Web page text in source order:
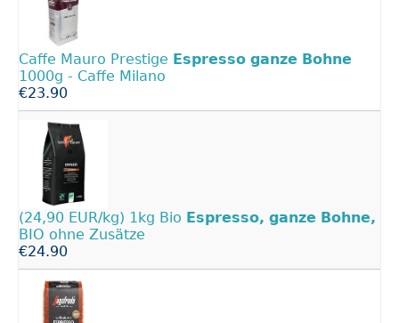
Caffe Mauro Prestige Espresso ganze Bohne
1000g - Caffe Milano
€23.90
(24,90 EUR/kg) 1kg Bio Espresso, ganze Bohne,
BIO ohne Zusätze
€24.90